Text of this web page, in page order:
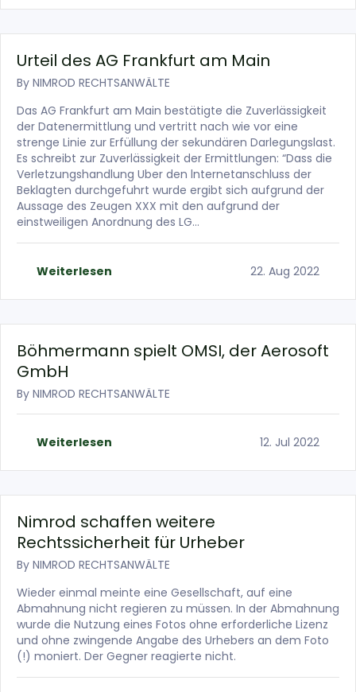
Urteil des AG Frankfurt am Main
By NIMROD RECHTSANWÄLTE
Das AG Frankfurt am Main bestätigte die Zuverlässigkeit
der Datenermittlung und vertritt nach wie vor eine
strenge Linie zur Erfüllung der sekundären Darlegungslast.
Es schreibt zur Zuverlässigkeit der Ermittlungen: “Dass die
Verletzungshandlung Uber den lnternetanschluss der
Beklagten durchgefuhrt wurde ergibt sich aufgrund der
Aussage des Zeugen XXX mit den aufgrund der
einstweiligen Anordnung des LG…
Weiterlesen 22. Aug 2022
Böhmermann spielt OMSI, der Aerosoft
GmbH
By NIMROD RECHTSANWÄLTE
Weiterlesen 12. Jul 2022
Nimrod schaffen weitere
Rechtssicherheit für Urheber
By NIMROD RECHTSANWÄLTE
Wieder einmal meinte eine Gesellschaft, auf eine
Abmahnung nicht regieren zu müssen. In der Abmahnung
wurde die Nutzung eines Fotos ohne erforderliche Lizenz
und ohne zwingende Angabe des Urhebers an dem Foto
(!) moniert. Der Gegner reagierte nicht.